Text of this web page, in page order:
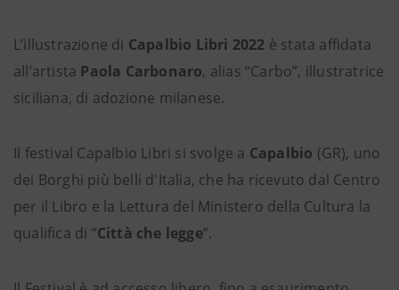
L’illustrazione di Capalbio Libri 2022 è stata affidata
all’artista Paola Carbonaro, alias “Carbo”, illustratrice
siciliana, di adozione milanese.
Il festival Capalbio Libri si svolge a Capalbio (GR), uno
dei Borghi più belli d'Italia, che ha ricevuto dal Centro
per il Libro e la Lettura del Ministero della Cultura la
qualifica di “Città che legge”.